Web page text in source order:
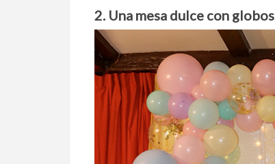
2. Una mesa dulce con